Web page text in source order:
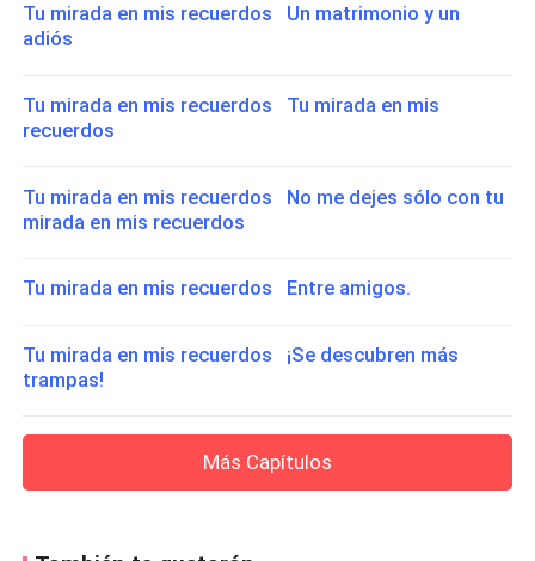
Tu mirada en mis recuerdos Un matrimonio y un
adiós
Tu mirada en mis recuerdos Tu mirada en mis
recuerdos
Tu mirada en mis recuerdos No me dejes sólo con tu
mirada en mis recuerdos
Tu mirada en mis recuerdos Entre amigos.
Tu mirada en mis recuerdos ¡Se descubren más
trampas!
Más Capítulos